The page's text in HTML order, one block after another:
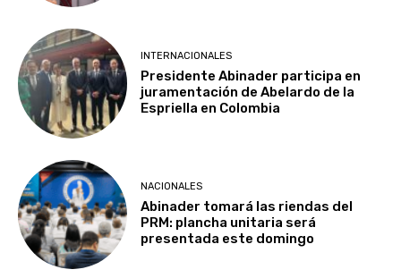
INTERNACIONALES
Presidente Abinader participa en
juramentación de Abelardo de la
Espriella en Colombia
NACIONALES
Abinader tomará las riendas del
PRM: plancha unitaria será
presentada este domingo